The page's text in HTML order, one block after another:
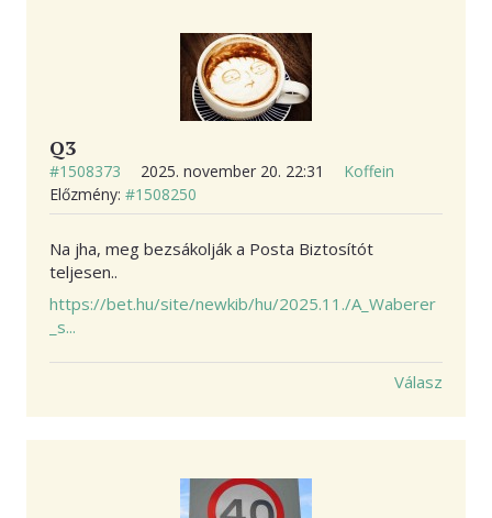
Q3
#1508373 2025. november 20. 22:31
Koffein
Előzmény: #1508250
Na jha, meg bezsákolják a Posta Biztosítót
teljesen..
https://bet.hu/site/newkib/hu/2025.11./A_Waberer
_s...
Válasz